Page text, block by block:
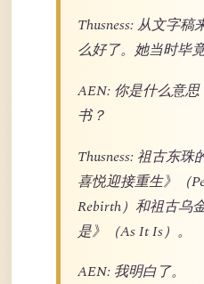
Thusness: 从文字
么好了。她当时毕
AEN: 你是什么意
书？
Thusness: 祖古东珠
喜悦迎接重生》（
Rebirth）和祖古乌
是》（As It Is）。
AEN: 我明白了。